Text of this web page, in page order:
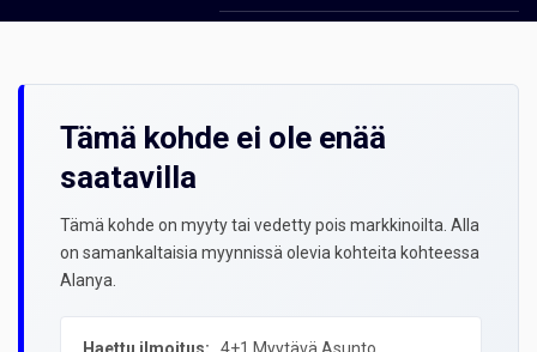
navigation
Tämä kohde ei ole enää
saatavilla
Tämä kohde on myyty tai vedetty pois markkinoilta. Alla
on samankaltaisia myynnissä olevia kohteita kohteessa
Alanya.